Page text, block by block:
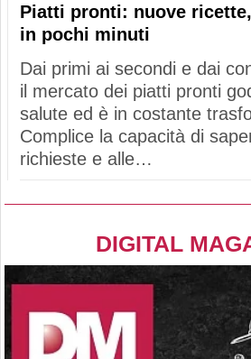
Piatti pronti: nuove
in pochi minuti
Dai primi ai secondi e dai
il mercato dei piatti pronti
salute ed è in costante
Complice la capacità di
richieste e alle…
DIGITAL